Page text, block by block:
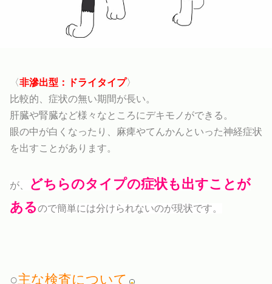
〈非滲出型：ドライタイプ〉
比較的、症状の無い期間が長い。
肝臓や腎臓など様々なところにデキモノができる。
眼の中が白くなったり、麻痺やてんかんといった神経症状
を出すことがあります。
が、
どちらのタイプの症状も出すことが
あるので簡単には分けられないのが現状です。
○主な検査について